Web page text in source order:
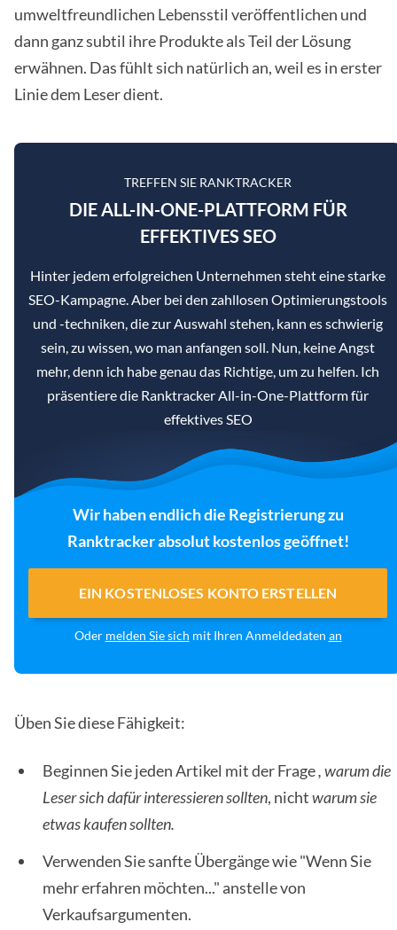
umweltfreundlichen Lebensstil veröffentlichen und
dann ganz subtil ihre Produkte als Teil der Lösung
erwähnen. Das fühlt sich natürlich an, weil es in erster
Linie dem Leser dient.
TREFFEN SIE RANKTRACKER
DIE ALL-IN-ONE-PLATTFORM FÜR
EFFEKTIVES SEO
Hinter jedem erfolgreichen Unternehmen steht eine starke
SEO-Kampagne. Aber bei den zahllosen Optimierungstools
und -techniken, die zur Auswahl stehen, kann es schwierig
sein, zu wissen, wo man anfangen soll. Nun, keine Angst
mehr, denn ich habe genau das Richtige, um zu helfen. Ich
präsentiere die Ranktracker All-in-One-Plattform für
effektives SEO
Wir haben endlich die Registrierung zu
Ranktracker absolut kostenlos geöffnet!
EIN KOSTENLOSES KONTO ERSTELLEN
Oder melden Sie sich mit Ihren Anmeldedaten an
Üben Sie diese Fähigkeit:
Beginnen Sie jeden Artikel mit der Frage, warum die
Leser sich dafür interessieren sollten, nichtwarum sie
etwas kaufen sollten.
Verwenden Sie sanfte Übergänge wie "Wenn Sie
mehr erfahren möchten..." anstelle von
Verkaufsargumenten.